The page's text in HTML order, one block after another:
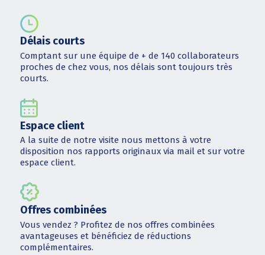
Délais courts
Comptant sur une équipe de + de 140 collaborateurs
proches de chez vous, nos délais sont toujours très
courts.
Espace client
A la suite de notre visite nous mettons à votre
disposition nos rapports originaux via mail et sur votre
espace client.
Offres combinées
Vous vendez ? Profitez de nos offres combinées
avantageuses et bénéficiez de réductions
complémentaires.